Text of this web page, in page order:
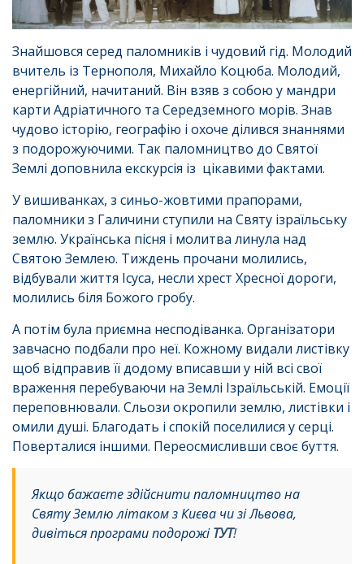
Знайшовся серед паломників і чудовий гід. Молодий
вчитель із Тернополя, Михайло Коцюба. Молодий,
енергійний, начитаний. Він взяв з собою у мандри
карти Адріатичного та Середземного морів. Знав
чудово історію, географію і охоче ділився знаннями
з подорожуючими. Так паломництво до Святої
Землі доповнила екскурсія із цікавими фактами.
У вишиванках, з синьо-жовтими прапорами,
паломники з Галичини ступили на Святу ізраїльську
землю. Українська пісня і молитва линула над
Святою Землею. Тиждень прочани молились,
відбували життя Ісуса, несли хрест Хресної дороги,
молились біля Божого гробу.
А потім була приємна несподіванка. Організатори
завчасно подбали про неї. Кожному видали листівку
щоб відправив її додому вписавши у ній всі свої
враження перебуваючи на Землі Ізраїльській. Емоції
переповнювали. Сльози окропили землю, листівки і
омили душі. Благодать і спокій поселилися у серці.
Поверталися іншими. Переосмисливши своє буття.
Якщо бажаєте здійснити паломництво на
Святу Землю літаком з Києва чи зі Львова,
дивіться програми подорожіТУТ!